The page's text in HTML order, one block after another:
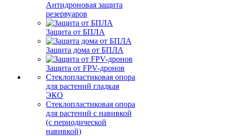
Антидроновая защита
резервуаров
Защита от БПЛА
Защита дома от БПЛА
Защита от FPV-дронов
Стеклопластиковая опора
для растений гладкая
ЭКО
Стеклопластиковая опора
для растений с навивкой
(с периодической
навивкой)